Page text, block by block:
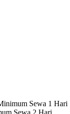
Sewa 1 Hari